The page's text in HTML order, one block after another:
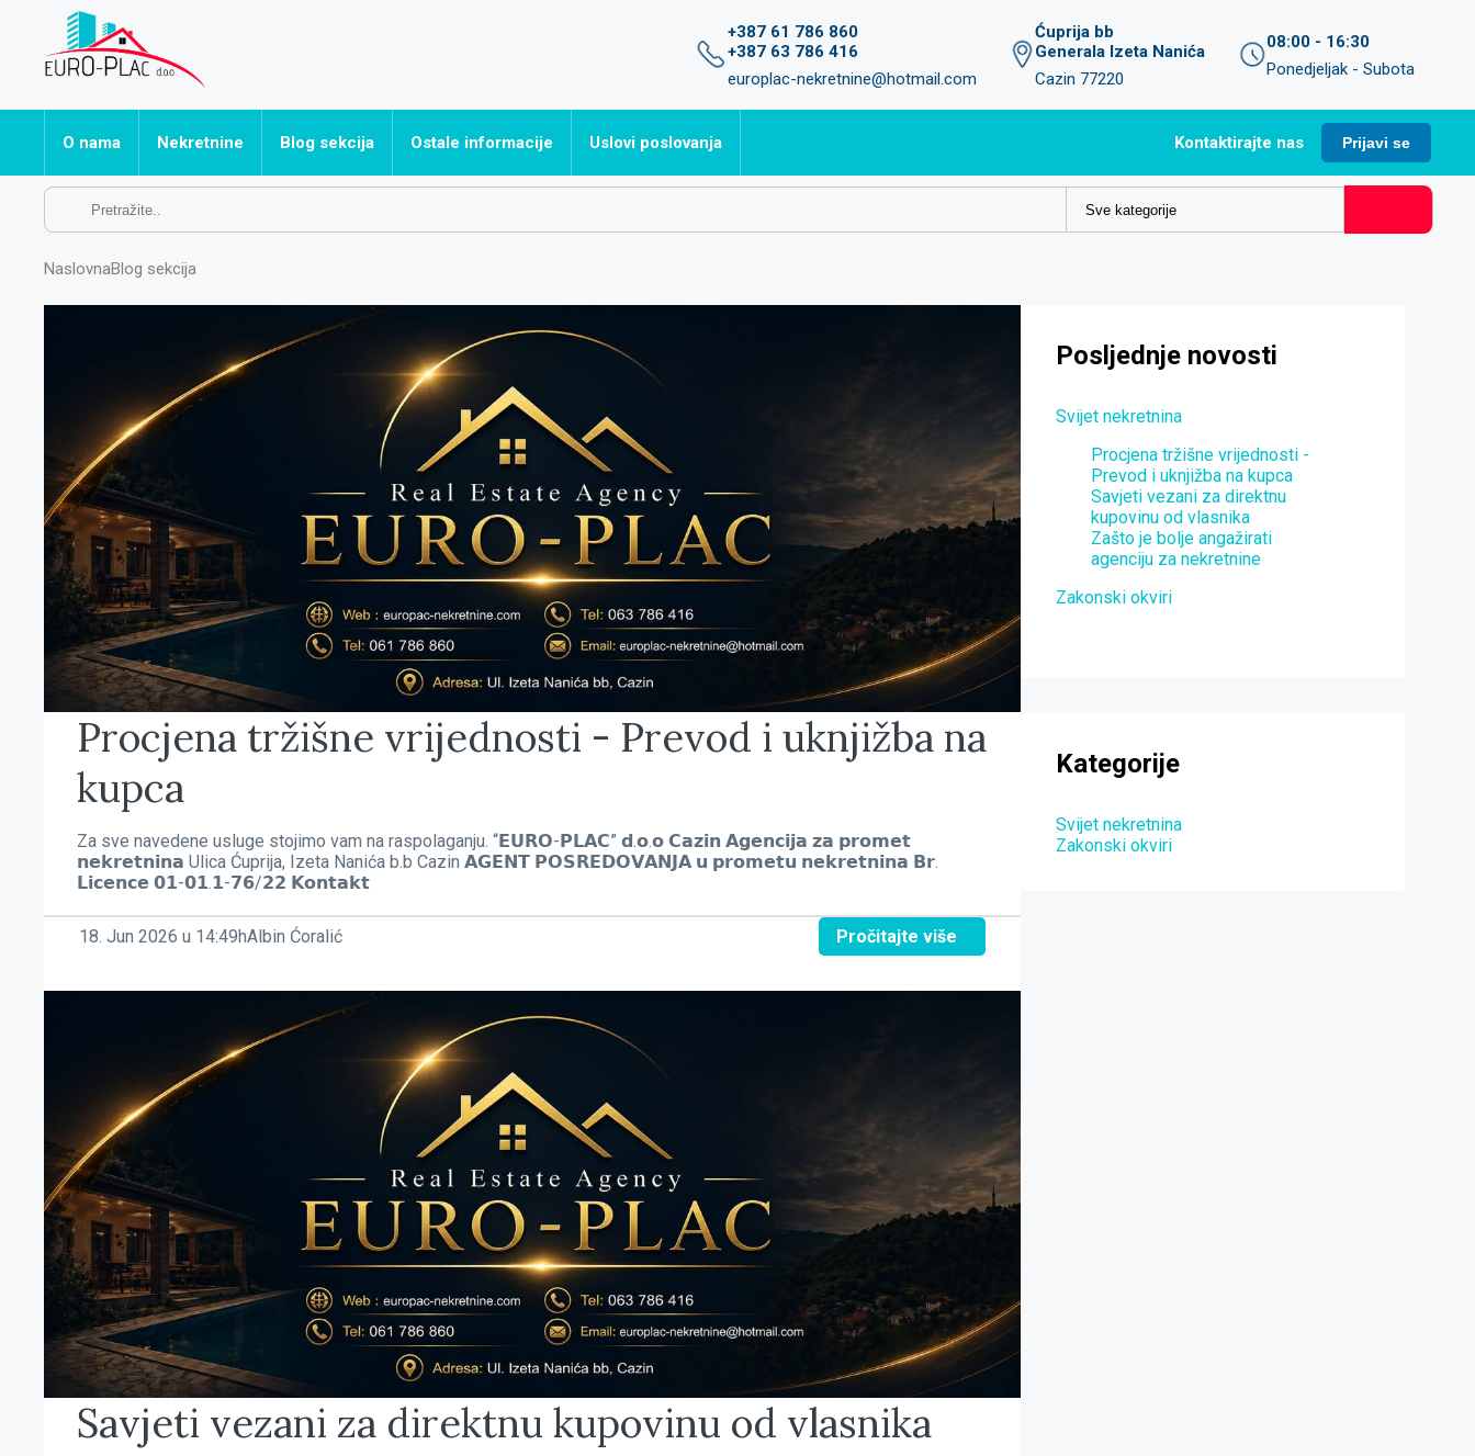
+387 61 786 860
+387 63 786 416
europlac-nekretnine@hotmail.com
Ćuprija bb
Generala Izeta Nanića
Cazin 77220
08:00 - 16:30
Ponedjeljak - Subota
O nama Nekretnine
Sve nekretnine
Apartmani
Hoteli
Kuće
Poslovni prostori
Stanovi
Vile
Zemljišta
Lista želja
Blog sekcija Ostale informacije
Često postavljena pitanja
Uslovi poslovanja Kontaktirajte nas Prijavi se
NaslovnaBlog sekcija
Procjena tržišne vrijednosti - Prevod i uknjižba na
kupca
Za sve navedene usluge stojimo vam na raspolaganju. “𝗘𝗨𝗥𝗢-𝗣𝗟𝗔𝗖” 𝗱.𝗼.𝗼 𝗖𝗮𝘇𝗶𝗻 𝗔𝗴𝗲𝗻𝗰𝗶𝗷𝗮 𝘇𝗮 𝗽𝗿𝗼𝗺𝗲𝘁
𝗻𝗲𝗸𝗿𝗲𝘁𝗻𝗶𝗻𝗮 Ulica Ćuprija, Izeta Nanića b.b Cazin 𝗔𝗚𝗘𝗡𝗧 𝗣𝗢𝗦𝗥𝗘𝗗𝗢𝗩𝗔𝗡𝗝𝗔 𝘂 𝗽𝗿𝗼𝗺𝗲𝘁𝘂 𝗻𝗲𝗸𝗿𝗲𝘁𝗻𝗶𝗻𝗮 𝗕𝗿.
𝗟𝗶𝗰𝗲𝗻𝗰𝗲 𝟬𝟭-𝟬𝟭.𝟭-𝟳𝟲/𝟮𝟮 𝗞𝗼𝗻𝘁𝗮𝗸𝘁
18. Jun 2026 u 14:49hAlbin Ćoralić Pročitajte više
Savjeti vezani za direktnu kupovinu od vlasnika
Posljednje novosti
Svijet nekretnina
Procjena tržišne vrijednosti -
Prevod i uknjižba na kupca
Savjeti vezani za direktnu
kupovinu od vlasnika
Zašto je bolje angažirati
agenciju za nekretnine
Zakonski okviri
Kategorije
Svijet nekretnina
Zakonski okviri